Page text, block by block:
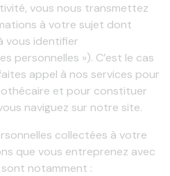
vous nous transmettez
à votre sujet dont
vous identifier
personnelles »). C’est le cas
appel à nos services pour
et pour constituer
naviguez sur notre site.
collectées à votre
que vous entreprenez avec
notamment :